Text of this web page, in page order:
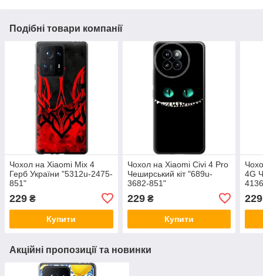
Подібні товари компанії
Чохол на Xiaomi Mix 4
Герб України "5312u-2475-
851"
229 ₴
Купити
Чохол на Xiaomi Civi 4 Pro
Чеширський кіт "689u-
3682-851"
229₴
Купити
4G
229
Акційні пропозиції та новинки